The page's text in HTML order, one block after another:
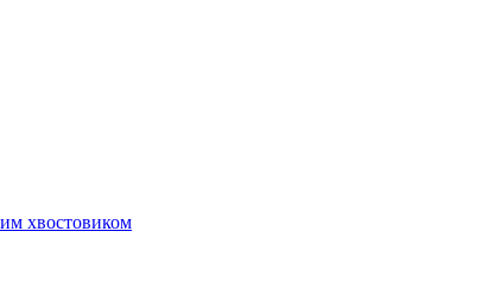
хвостовиком